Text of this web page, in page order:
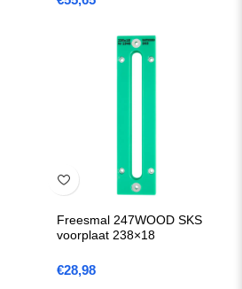
Freesmal 247WOOD SKS
voorplaat 238×18
€28,98